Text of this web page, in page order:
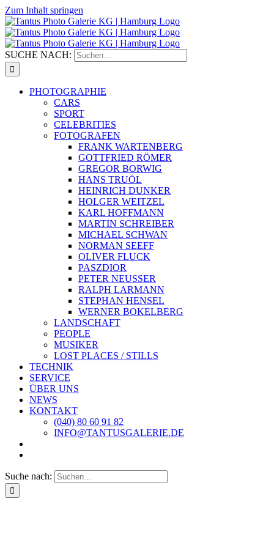
Zum Inhalt springen
SUCHE NACH:
PHOTOGRAPHIE
CARS
SPORT
CELEBRITIES
FOTOGRAFEN
FRANK WARTENBERG
GOTTFRIED RÖMER
GREGOR BORWIG
HANS TRUÖL
HEINRICH DUNKER
HOLGER WEITZEL
KARL HOFFMANN
MARTIN SCHREIBER
MICHAEL SCHWAN
NORMAN SEEFF
OLIVER FLUCK
PASZDIOR
PETER NEUSSER
RALPH LARMANN
STEPHAN HENSEL
WERNER BOKELBERG
LANDSCHAFT
PEOPLE
MUSIKER
LOST PLACES / STILLS
TECHNIK
SERVICE
ÜBER UNS
NEWS
KONTAKT
(040) 80 60 91 82
INFO@TANTUSGALERIE.DE
Suche nach: